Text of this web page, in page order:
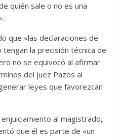
quién sale o no es una
que «las declaraciones de
la precisión técnica de
no se equivocó al afirmar
del juez Pazos al
leyes que favorezcan
al magistrado,
que él es parte de «un